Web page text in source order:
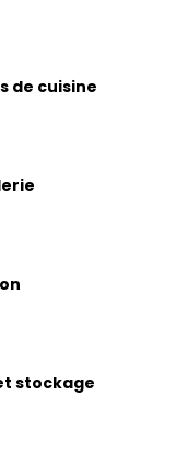
de cuisine
stockage